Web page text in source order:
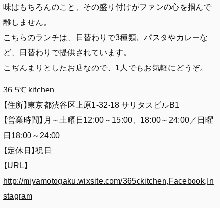
味はもちろんのこと、その盛り付けがファンの心を掴んで
離しません。
こちらのランチは、日替わりで3種類。パスタやカレーな
ど、日替わりで提供されています。
こぢんまりとしたお店なので、1人でもお気軽にどうぞ。
36.5℃ kitchen
【住所】東京都渋谷区上原1-32-18 サリタスビルB1
【営業時間】月～土曜日12:00～15:00、18:00～24:00／日曜
日18:00～24:00
【定休日】祝日
【URL】
http://miyamotogaku.wixsite.com/365ckitchen,Facebook,In
stagram